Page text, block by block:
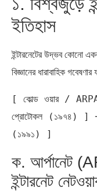
ইতিহাস
ইন্টারনেটের উদ্ভব কোনো
বিজ্ঞানের ধারাবাহিক
[ কোল্ড ওয়ার /
প্রোটোকল (১৯৭৪) ]
ক. আর্পানেট
ইন্টারনেট